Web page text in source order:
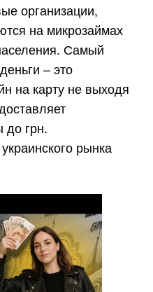
организации,
на микрозаймах
Самый
– это
на карту не выходя
до грн.
рынка